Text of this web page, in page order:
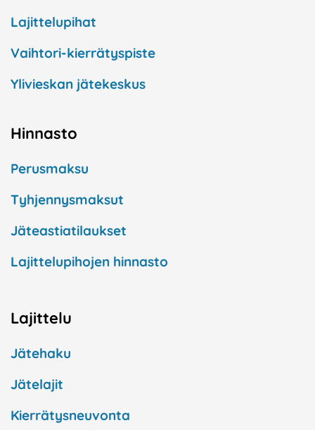
Lajittelupihat
Vaihtori-kierrätyspiste
Ylivieskan jätekeskus
Hinnasto
Perusmaksu
Tyhjennysmaksut
Jäteastiatilaukset
Lajittelupihojen hinnasto
Lajittelu
Jätehaku
Jätelajit
Kierrätysneuvonta